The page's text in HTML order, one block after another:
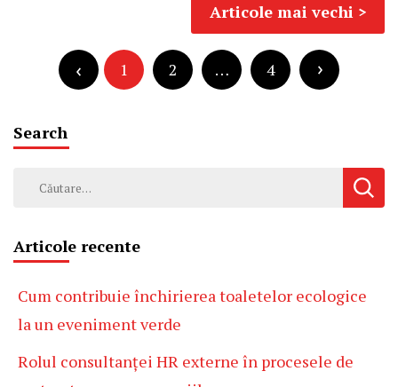
articole
Articole mai vechi
articole
1 2 … 4
Search
Caută
Articole recente
Cum contribuie închirierea toaletelor ecologice
la un eveniment verde
Rolul consultanței HR externe în procesele de